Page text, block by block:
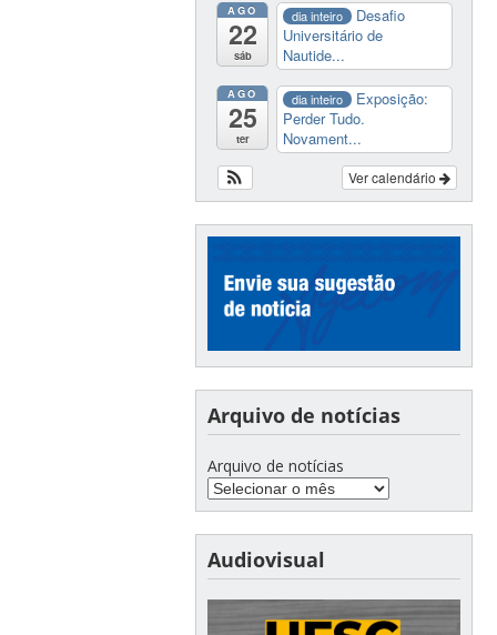
AGO
22
sáb
dia inteiro
Desafio
Universitário de
Nautide...
AGO
25
ter
dia inteiro
Exposição:
Perder Tudo.
Novament...
Ver calendário
Arquivo de notícias
Arquivo de notícias
Audiovisual